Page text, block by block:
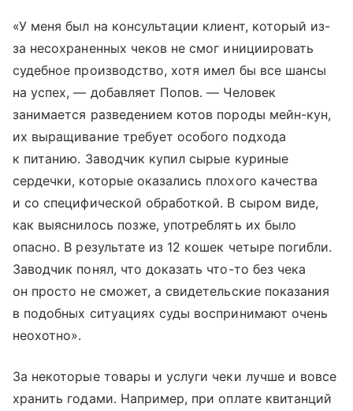
«У меня был на консультации клиент, который из-
за несохраненных чеков не смог инициировать
судебное производство, хотя имел бы все шансы
на успех, — добавляет Попов. — Человек
занимается разведением котов породы мейн-кун,
их выращивание требует особого подхода
к питанию. Заводчик купил сырые куриные
сердечки, которые оказались плохого качества
и со специфической обработкой. В сыром виде,
как выяснилось позже, употреблять их было
опасно. В результате из 12 кошек четыре погибли.
Заводчик понял, что доказать что-то без чека
он просто не сможет, а свидетельские показания
в подобных ситуациях суды воспринимают очень
неохотно».
За некоторые товары и услуги чеки лучше и вовсе
хранить годами. Например, при оплате квитанций